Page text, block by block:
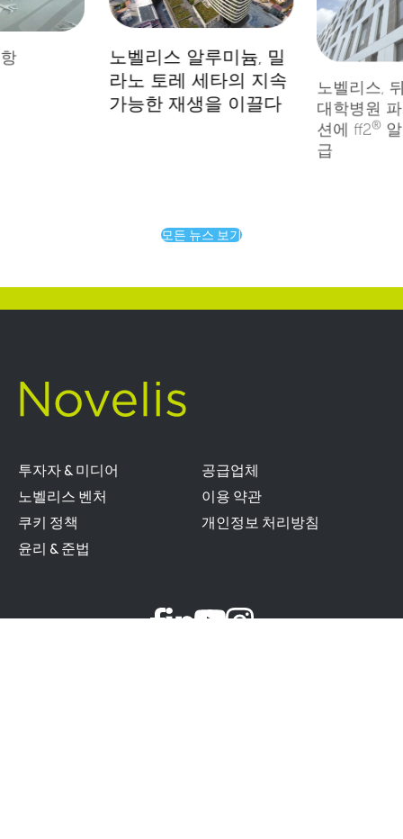
노벨리스 알루미늄, 밀
라노 토레 세타의 지속
가능한 재생을 이끌다
노벨리스,
대학병원
션에 ff2®
급
모든 뉴스 보기
투자자 & 미디어
공급업체
노벨리스 벤처
이용 약관
쿠키 정책
개인정보 처리방침
윤리 & 준법